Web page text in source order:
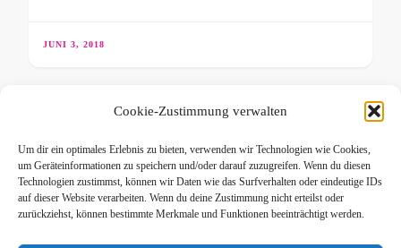
Cookie-Zustimmung verwalten
Um dir ein optimales Erlebnis zu bieten, verwenden wir Technologien wie Cookies,
um Geräteinformationen zu speichern und/oder darauf zuzugreifen. Wenn du diesen
Technologien zustimmst, können wir Daten wie das Surfverhalten oder eindeutige IDs
auf dieser Website verarbeiten. Wenn du deine Zustimmung nicht erteilst oder
zurückziehst, können bestimmte Merkmale und Funktionen beeinträchtigt werden.
JUNI 3, 2018
HUNDEERNÄHRUNG
Welcher ist der richtige
Hundenapf?